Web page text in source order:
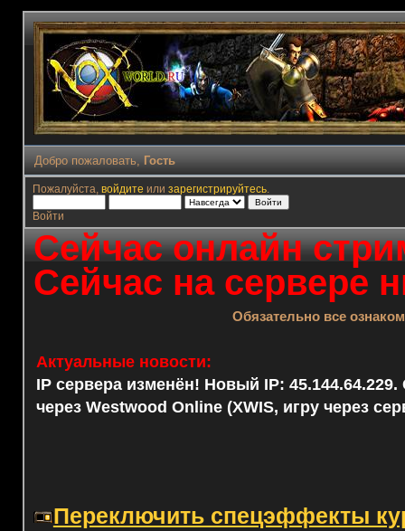
Добро пожаловать, Гость
Пожалуйста, войдите или зарегистрируйтесь.
Войти
Сейчас онлайн
Сейчас на сервере
Обязательно все
Актуальные новости:
IP сервера изменён! Новый IP: 45.144.64.229.
через Westwood Online (XWIS, игру через
Переключить спецэффекты